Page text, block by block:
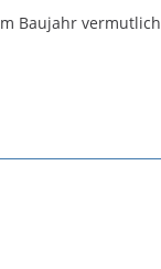
Baujahr vermutlich